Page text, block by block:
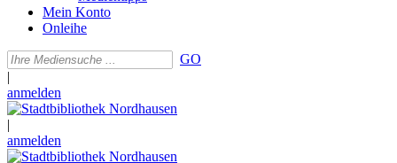
Mein Konto
Onleihe
GO
|
anmelden
|
anmelden